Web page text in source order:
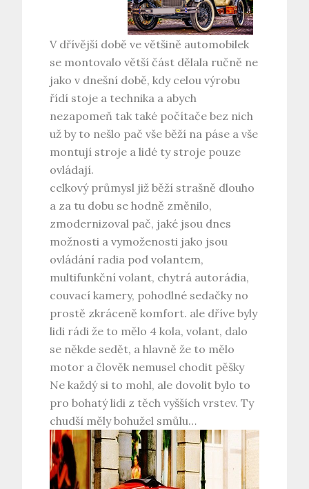
V dřívější době ve většině automobilek
se montovalo větší část dělala ručně ne
jako v dnešní době, kdy celou výrobu
řídí stoje a technika a abych
nezapomeň tak také počítače bez nich
už by to nešlo pač vše běží na páse a vše
montují stroje a lidé ty stroje pouze
ovládají.
celkový průmysl již běží strašně dlouho
a za tu dobu se hodně změnilo,
zmodernizoval pač, jaké jsou dnes
možnosti a vymoženosti jako jsou
ovládání radia pod volantem,
multifunkční volant, chytrá autorádia,
couvací kamery, pohodlné sedačky no
prostě zkráceně komfort. ale dříve byly
lidi rádi že to mělo 4 kola, volant, dalo
se někde sedět, a hlavně že to mělo
motor a člověk nemusel chodit pěšky
Ne každý si to mohl, ale dovolit bylo to
pro bohatý lidi z těch vyšších vrstev. Ty
chudší měly bohužel smůlu…